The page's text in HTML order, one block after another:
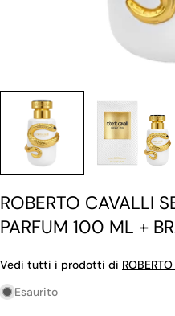
ROBERTO CAVALLI
PARFUM 100 ML +
Vedi tutti i prodotti di
Esaurito